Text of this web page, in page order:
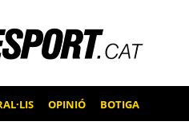
OPINIÓ BOTIGA